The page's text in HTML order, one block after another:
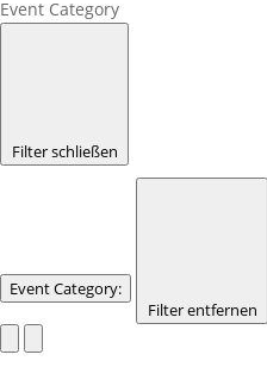
Event Category
Filter schließen
Event Category:
Filter entfernen